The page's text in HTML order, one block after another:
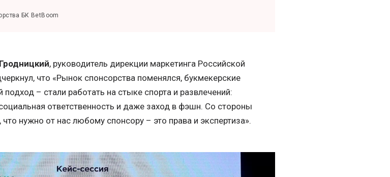
БК BetBoom
, руководитель дирекции маркетинга Российской
что «Рынок спонсорства поменялся, букмекерские
– стали работать на стыке спорта и развлечений:
ответственность и даже заход в фэшн. Со стороны
нужно от нас любому спонсору – это права и экспертиза».